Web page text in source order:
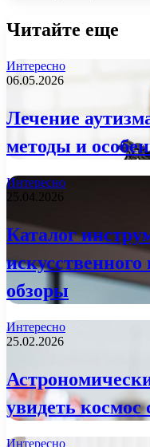
Читайте еще
Интересно
06.05.2026
Лечение
методы и
Интересно
25.04.2026
Каталог
обзоры
Интересно
25.02.2026
увидеть
Интересно